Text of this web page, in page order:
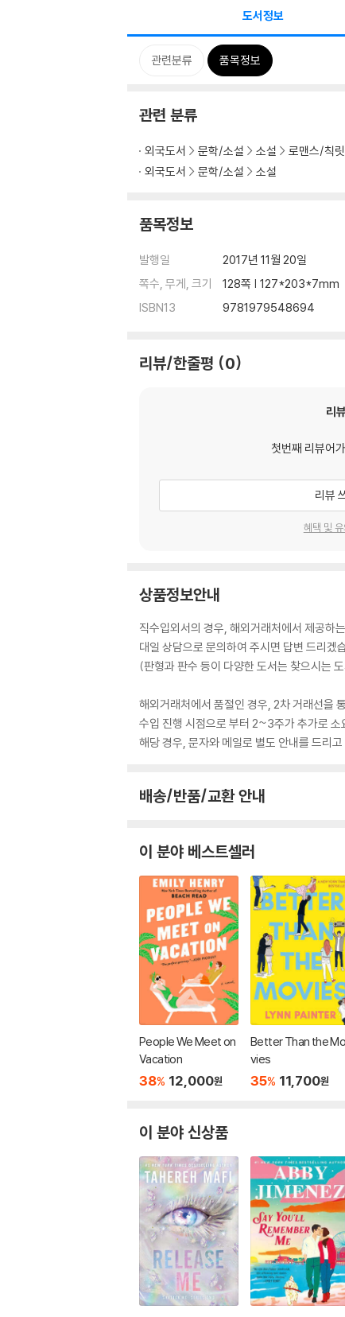
도서정보
관련분류 품목정보
관련 분류
외국도서 문학/소설 소설
로맨스/칙릿
외국도서
문학/소설 소설
품목정보
발행일
2017년 11월 20일
쪽수, 무게, 크기
128쪽 | 127*203*7mm
ISBN13
9781979548694
리뷰/한줄평 0
리
첫번째 리뷰어
리뷰
혜택 및
상품정보안내
직수입외서의 경우, 해외거래처에서 제공하
대일 상담으로 문의하여 주시면 답변 드리겠
(판형과 판수 등이 다양한 도서는 찾으시는
해외거래처에서 품절인 경우, 2차 거래선을
수입 진행 시점으로 부터 2~3주가 추가로
해당 경우, 문자와 메일로 별도 안내를 드리
배송/반품/교환 안내
이 분야 베스트셀러
People We Meet on
Vacation
38% 12,000원
Better Than the Mo
vies
35% 11,700원
이 분야 신상품